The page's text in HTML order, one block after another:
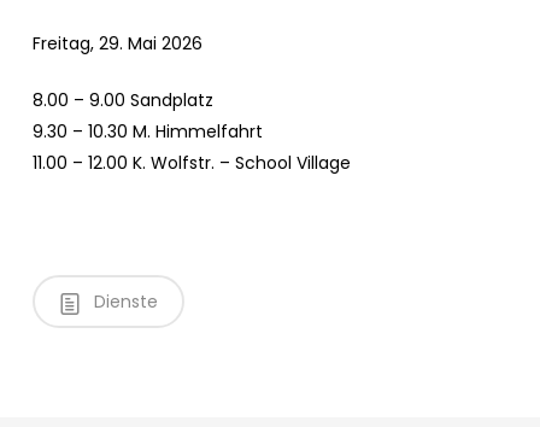
Freitag, 29. Mai 2026
8.00 – 9.00 Sandplatz
9.30 – 10.30 M. Himmelfahrt
11.00 – 12.00 K. Wolfstr. – School Village
Dienste